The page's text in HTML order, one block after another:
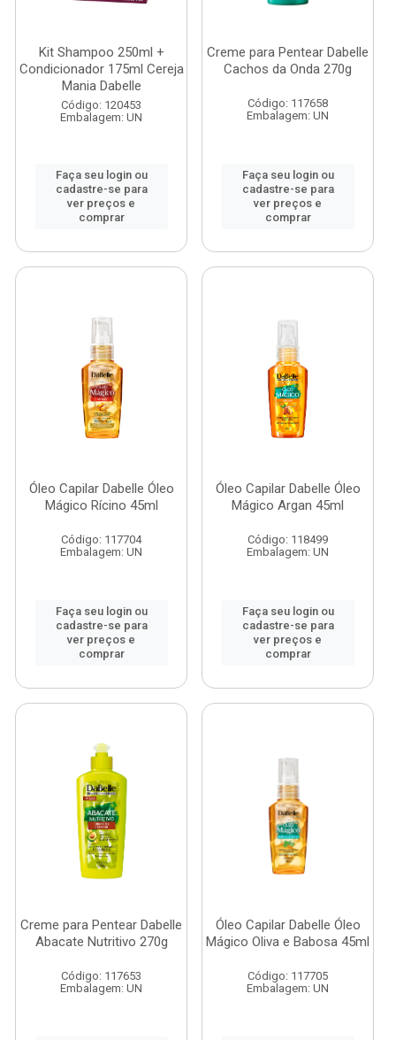
Kit Shampoo 250ml +
Condicionador 175ml Cereja
Mania Dabelle
Código: 120453
Embalagem: UN
Faça seu login ou
cadastre-se para
ver preços e
comprar
Creme para Pentear Dabelle
Cachos da Onda 270g
Código: 117658
Embalagem: UN
Faça seu login ou
cadastre-se para
ver preços e
comprar
Óleo Capilar Dabelle Óleo
Mágico Rícino 45ml
Código: 117704
Embalagem: UN
Faça seu login ou
cadastre-se para
ver preços e
comprar
Óleo Capilar Dabelle Óleo
Mágico Argan 45ml
Código: 118499
Embalagem: UN
Faça seu login ou
cadastre-se para
ver preços e
comprar
Creme para Pentear Dabelle
Abacate Nutritivo 270g
Código: 117653
Embalagem: UN
Óleo Capilar Dabelle Óleo
Mágico Oliva e Babosa 45ml
Código: 117705
Embalagem: UN